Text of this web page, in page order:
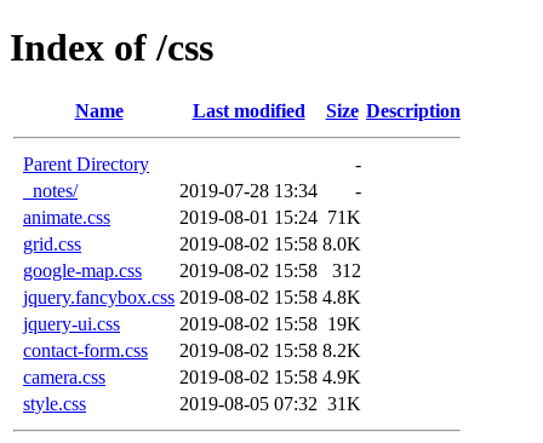
Index of /css
Name Last modified Size Description
Parent Directory
-
_notes/
2019-07-28 13:34
-
animate.css
2019-08-01 15:24 71K
grid.css
2019-08-02 15:58 8.0K
google-map.css
2019-08-02 15:58
312
jquery.fancybox.css 2019-08-02 15:58 4.8K
jquery-ui.css
2019-08-02 15:58 19K
contact-form.css
2019-08-02 15:58 8.2K
camera.css
2019-08-02 15:58 4.9K
style.css
2019-08-05 07:32 31K